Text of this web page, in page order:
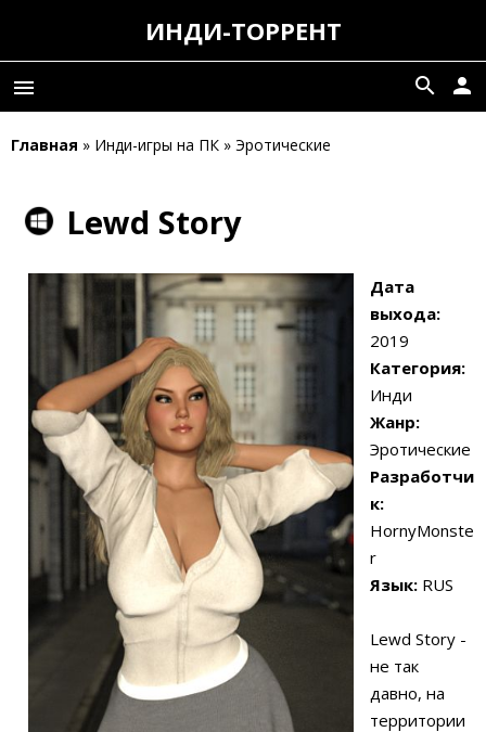
ИНДИ-ТОРРЕНТ
menu person
search
Главная » Инди-игры на ПК » Эротические
Lewd Story
Дата
выхода:
2019
Категория:
Инди
Жанр:
Эротические
Разработчи
к:
HornyMonste
r
Язык: RUS
Lewd Story -
не так
давно, на
территории